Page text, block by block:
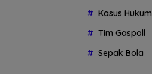
Kasus Hukum
Tim Gaspoll
Sepak Bola